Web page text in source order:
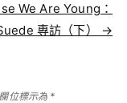
We Are Young：
專訪（下） →
位標示為 *